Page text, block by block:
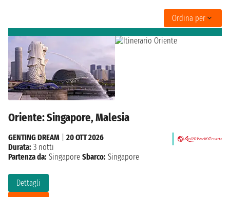
Ordina per
Oriente: Singapore, Malesia
Dettagli
GENTING DREAM
20 OTT 2026
Durata: 3 notti
Partenza da: Singapore Sbarco: Singapore